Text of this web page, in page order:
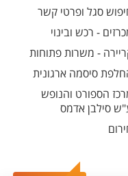
סגל ופרטי קשר
- רכש ובינוי
- משרות פתוחות
סיסמה ארגונית
הספורט והנופש
סילבן אדמס